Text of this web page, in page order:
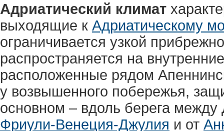
Адриатический климат
выходящие к Адриатическому
ограничивается узкой
распространяется на
расположенные рядом
у возвышенного побережья,
основном – вдоль берега
Фриули-Венеция-Джулия и от